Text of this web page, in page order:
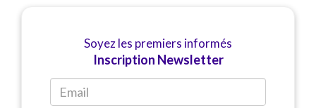
Soyez les premiers informés
Inscription Newsletter